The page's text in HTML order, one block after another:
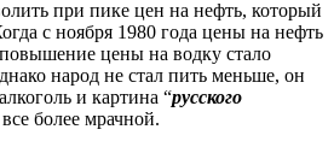
при пике цен на нефть, который
с ноября 1980 года цены на нефть
повышение цены на водку стало
народ не стал пить меньше, он
и картина “русского
более мрачной.